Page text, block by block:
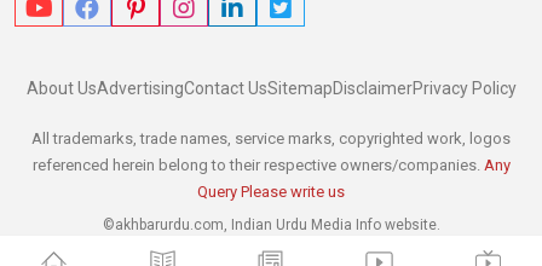
About UsAdvertisingContact UsSitemapDisclaimerPrivacy Policy
All trademarks, trade names, service marks, copyrighted work, logos
referenced herein belong to their respective owners/companies. Any
Query Please write us
©akhbarurdu.com, Indian Urdu Media Info website.